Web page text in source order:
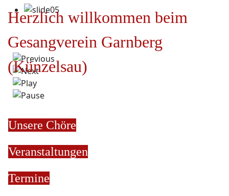
Herzlich willkommen beim
Gesangverein Garnberg
(Künzelsau)
Unsere Chöre
Veranstaltungen
Termine